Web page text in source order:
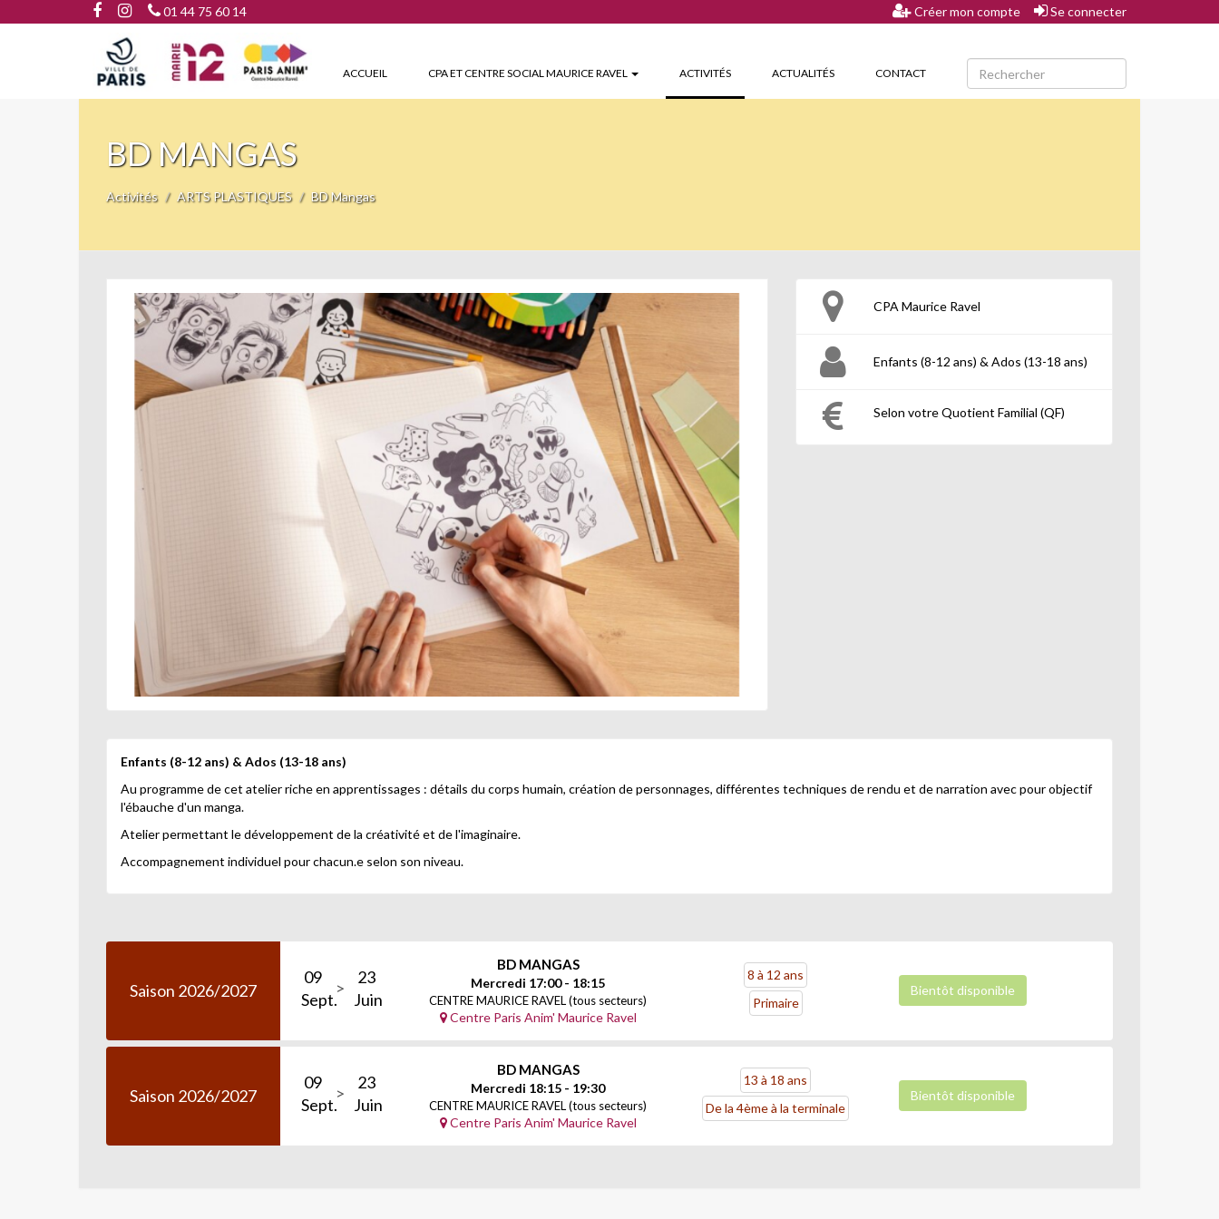
01 44 75 60 14 Créer mon compte Se connecter
ACCUEIL CPA ET CENTRE SOCIAL MAURICE RAVEL ACTIVITÉS(CURRENT)ACTUALITÉS CONTACT
BD MANGAS
Activités ARTS PLASTIQUES BD Mangas
CPA Maurice Ravel
Enfants (8-12 ans) & Ados (13-18 ans)
Selon votre Quotient Familial (QF)
Enfants (8-12 ans) & Ados (13-18 ans)
Au programme de cet atelier riche en apprentissages : détails du corps humain, création de personnages, différentes techniques de rendu et de narration avec pour objectif
l'ébauche d'un manga.
Atelier permettant le développement de la créativité et de l'imaginaire.
Accompagnement individuel pour chacun.e selon son niveau.
Saison 2026/2027
09
Sept.
23
Juin
BD MANGAS
Mercredi 17:00 - 18:15
CENTRE MAURICE RAVEL (tous secteurs)
Centre Paris Anim' Maurice Ravel
8 à 12 ans
Primaire
Bientôt disponible
Saison 2026/2027
09
Sept.
23
Juin
BD MANGAS
Mercredi 18:15 - 19:30
CENTRE MAURICE RAVEL (tous secteurs)
Centre Paris Anim' Maurice Ravel
13 à 18 ans
De la 4ème à la terminale
Bientôt disponible